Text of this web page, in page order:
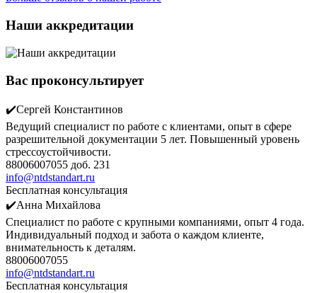
Наши аккредитации
Вас проконсультирует
✔️Сергей Константинов
Ведущий специалист по работе с клиентами, опыт в сфере
разрешительной документации 5 лет. Повышенный уровень
стрессоустойчивости.
88006007055 доб. 231
info@ntdstandart.ru
Бесплатная консультация
✔️Анна Михайлова
Специалист по работе с крупными компаниями, опыт 4 года.
Индивидуальный подход и забота о каждом клиенте,
внимательность к деталям.
88006007055
info@ntdstandart.ru
Бесплатная консультация